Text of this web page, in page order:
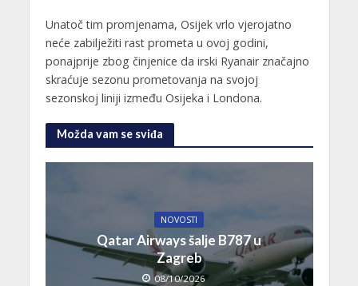
Unatoč tim promjenama, Osijek vrlo vjerojatno
neće zabilježiti rast prometa u ovoj godini,
ponajprije zbog činjenice da irski Ryanair značajno
skraćuje sezonu prometovanja na svojoj
sezonskoj liniji između Osijeka i Londona.
Možda vam se sviđa
NOVOSTI
Qatar Airways šalje B787 u
Zagreb
08/10/2026